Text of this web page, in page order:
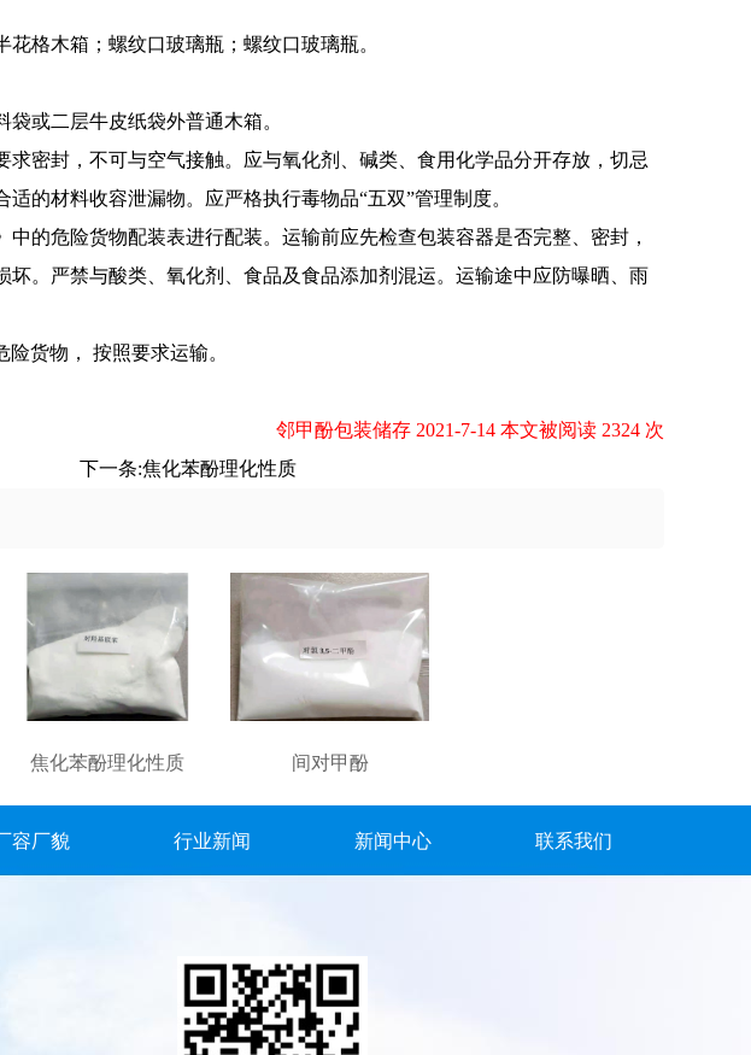
格木箱；螺纹口玻璃瓶；螺纹口玻璃瓶。
或二层牛皮纸袋外普通木箱。
密封，不可与空气接触。应与氧化剂、碱类、食用化学品分开存放，切忌
的材料收容泄漏物。应严格执行毒物品“五双”管理制度。
的危险货物配装表进行配装。运输前应先检查包装容器是否完整、密封，
。严禁与酸类、氧化剂、食品及食品添加剂混运。运输途中应防曝晒、雨
货物， 按照要求运输。
邻甲酚包装储存 2021-7-14 本文被阅读 2324 次
下一条:焦化苯酚理化性质
焦化苯酚理化性质 间对甲酚
容厂貌 行业新闻 新闻中心 联系我们